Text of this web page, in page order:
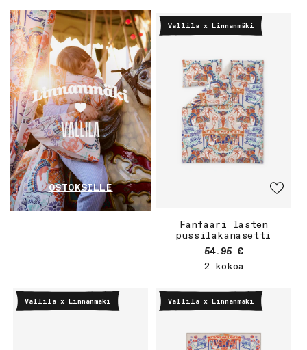
OSTOKSILLE
Fanfaari lasten
pussilakanasetti
Normaalihinta
54.95 €
2 kokoa
Vallila x Linnanmäki
Vallila x Linnanmäki Vallila x Linnanmäki